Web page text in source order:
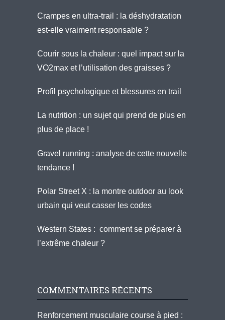
Crampes en ultra-trail : la déshydratation
est-elle vraiment responsable ?
Courir sous la chaleur : quel impact sur la
VO2max et l’utilisation des graisses ?
Profil psychologique et blessures en trail
La nutrition : un sujet qui prend de plus en
plus de place !
Gravel running : analyse de cette nouvelle
tendance !
Polar Street X : la montre outdoor au look
urbain qui veut casser les codes
Western States : comment se préparer à
l’extrême chaleur ?
COMMENTAIRES RÉCENTS
Renforcement musculaire course à pied :